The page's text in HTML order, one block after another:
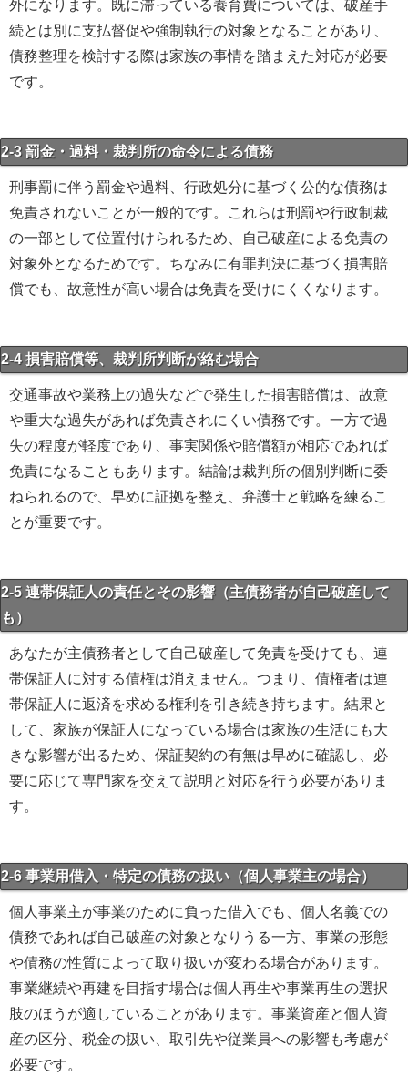
外になります。既に滞っている養育費については、破産手
続とは別に支払督促や強制執行の対象となることがあり、
債務整理を検討する際は家族の事情を踏まえた対応が必要
です。
2-3 罰金・過料・裁判所の命令による債務
刑事罰に伴う罰金や過料、行政処分に基づく公的な債務は
免責されないことが一般的です。これらは刑罰や行政制裁
の一部として位置付けられるため、自己破産による免責の
対象外となるためです。ちなみに有罪判決に基づく損害賠
償でも、故意性が高い場合は免責を受けにくくなります。
2-4 損害賠償等、裁判所判断が絡む場合
交通事故や業務上の過失などで発生した損害賠償は、故意
や重大な過失があれば免責されにくい債務です。一方で過
失の程度が軽度であり、事実関係や賠償額が相応であれば
免責になることもあります。結論は裁判所の個別判断に委
ねられるので、早めに証拠を整え、弁護士と戦略を練るこ
とが重要です。
2-5 連帯保証人の責任とその影響（主債務者が自己破産して
も）
あなたが主債務者として自己破産して免責を受けても、連
帯保証人に対する債権は消えません。つまり、債権者は連
帯保証人に返済を求める権利を引き続き持ちます。結果と
して、家族が保証人になっている場合は家族の生活にも大
きな影響が出るため、保証契約の有無は早めに確認し、必
要に応じて専門家を交えて説明と対応を行う必要がありま
す。
2-6 事業用借入・特定の債務の扱い（個人事業主の場合）
個人事業主が事業のために負った借入でも、個人名義での
債務であれば自己破産の対象となりうる一方、事業の形態
や債務の性質によって取り扱いが変わる場合があります。
事業継続や再建を目指す場合は個人再生や事業再生の選択
肢のほうが適していることがあります。事業資産と個人資
産の区分、税金の扱い、取引先や従業員への影響も考慮が
必要です。